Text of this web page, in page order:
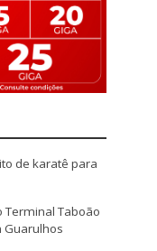
de karatê para
Terminal Taboão